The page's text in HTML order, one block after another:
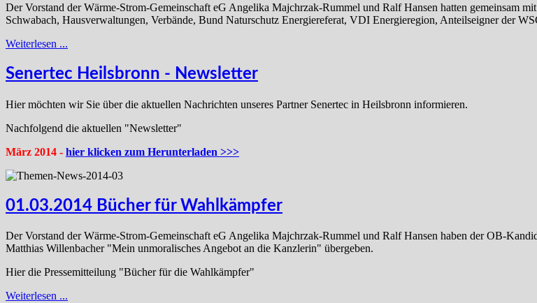
Der Vorstand der Wärme-Strom-Gemeinschaft eG Angelika Majchrzak-Rummel und Ralf Hansen hatten gemeinsam
Schwabach, Hausverwaltungen, Verbände, Bund Naturschutz Energiereferat, VDI Energieregion, Anteilseigner der
Weiterlesen ...
Senertec Heilsbronn - Newsletter
Hier möchten wir Sie über die aktuellen Nachrichten unseres Partner Senertec in Heilsbronn informieren.
Nachfolgend die aktuellen "Newsletter"
März 2014 - hier klicken zum Herunterladen >>>
01.03.2014 Bücher für Wahlkämpfer
Der Vorstand der Wärme-Strom-Gemeinschaft eG Angelika Majchrzak-Rummel und Ralf Hansen haben der OB-
Matthias Willenbacher "Mein unmoralisches Angebot an die Kanzlerin" übergeben.
Hier die Pressemitteilung "Bücher für die Wahlkämpfer"
Weiterlesen ...